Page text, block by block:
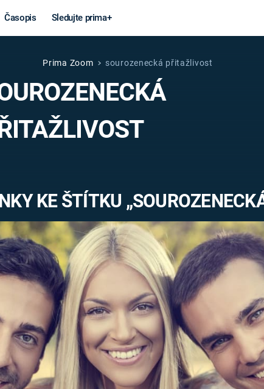
Časopis Sledujte prima+
Věda a
technika
KORONAVIRUS
Záhady a
konspirace
UFO A
MIMOZEMŠŤANÉ
UTAJENÉ PŘÍBĚHY
ČESKÝCH DĚJIN
ALTERNATIVNÍ
HISTORIE
FILMY
HORORY
REALITA
OPTICKÉ
KLAMY
Prima Zoom sourozenecká přitažlivost
KE ŠTÍTKU